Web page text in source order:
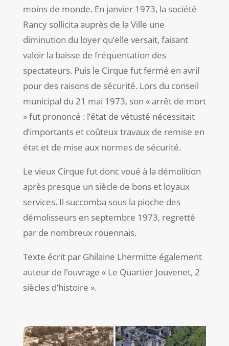
moins de monde. En janvier 1973, la société
Rancy sollicita auprès de la Ville une
diminution du loyer qu’elle versait, faisant
valoir la baisse de fréquentation des
spectateurs. Puis le Cirque fut fermé en avril
pour des raisons de sécurité. Lors du conseil
municipal du 21 mai 1973, son « arrêt de mort
» fut prononcé : l’état de vétusté nécessitait
d’importants et coûteux travaux de remise en
état et de mise aux normes de sécurité.
Le vieux Cirque fut donc voué à la démolition
après presque un siècle de bons et loyaux
services. Il succomba sous la pioche des
démolisseurs en septembre 1973, regretté
par de nombreux rouennais.
Texte écrit par Ghilaine Lhermitte également
auteur de l’ouvrage « Le Quartier Jouvenet, 2
siècles d’histoire ».